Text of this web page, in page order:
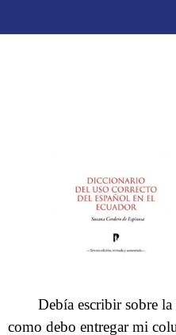
Debía escribir sobre
como debo entregar mi